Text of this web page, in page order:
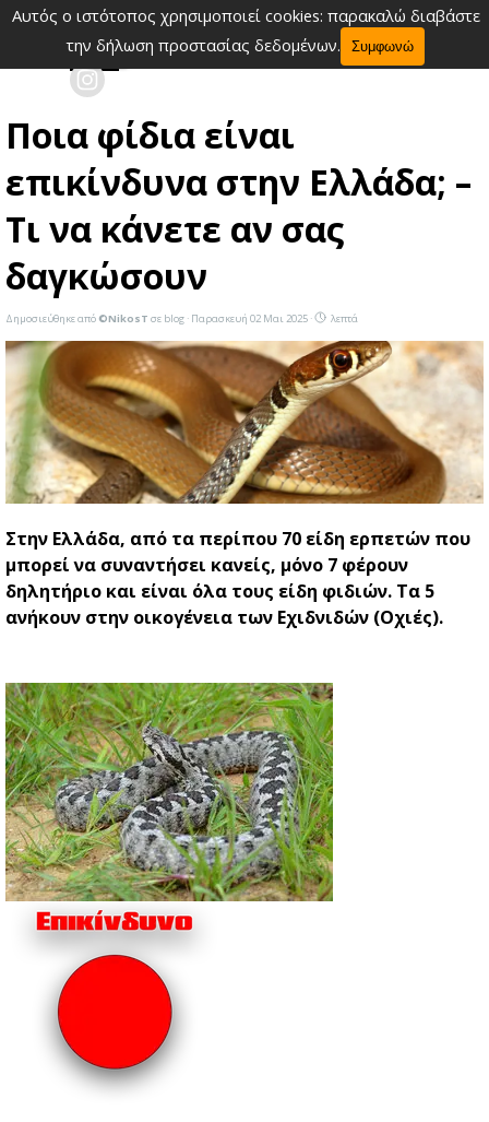
Αυτός ο ιστότοπος χρησιμοποιεί cookies: παρακαλώ διαβάστε
την δήλωση προστασίας δεδομένων.
Συμφωνώ
Μετάβαση στο περιεχόμενο
Παράλειψη μενού
Ποια φίδια είναι
επικίνδυνα στην Ελλάδα; –
Τι να κάνετε αν σας
δαγκώσουν
Δημοσιεύθηκε από©NikosT σε blog · Παρασκευή 02 Μαι 2025 · λεπτά
Στην Ελλάδα, από τα περίπου 70 είδη ερπετών που
μπορεί να συναντήσει κανείς, μόνο 7 φέρουν
δηλητήριο και είναι όλα τους είδη φιδιών. Τα 5
ανήκουν στην οικογένεια των Εχιδνιδών (Οχιές).